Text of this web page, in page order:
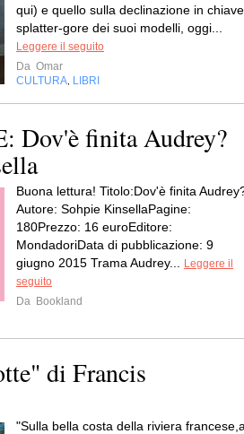
qui) e quello sulla declinazione in chiave
splatter-gore dei suoi modelli, oggi...
Leggere il seguito
Da Omar
CULTURA LIBRI
Dov'è finita Audrey?
Buona lettura! Titolo:Dov'è finita
Autore: Sohpie KinsellaPagine:
180Prezzo: 16 euroEditore:
MondadoriData di pubblicazione: 9
giugno 2015 Trama Audrey...
Leggere il
seguito
Da Bookland
di Francis
"Sulla bella costa della riviera